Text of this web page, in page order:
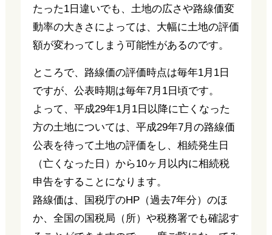
たった1日違いでも、土地の広さや路線価変
動率の大きさによっては、大幅に土地の評価
額が変わってしまう可能性があるのです。
ところで、路線価の評価時点は毎年1月1日
ですが、公表時期は毎年7月1日頃です。
よって、平成29年1月1日以降に亡くなった
方の土地については、平成29年7月の路線価
公表を待って土地の評価をし、相続発生日
（亡くなった日）から10ヶ月以内に相続税
申告をすることになります。
路線価は、国税庁のHP（過去7年分）のほ
か、全国の国税局（所）や税務署でも確認す